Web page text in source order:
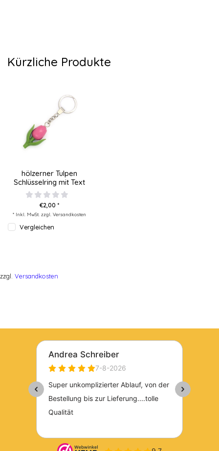
Kürzliche Produkte
hölzerner Tulpen
Schlüsselring mit Text
€2,00 *
* Inkl. MwSt. zzgl. Versandkosten
Vergleichen
zzgl. Versandkosten